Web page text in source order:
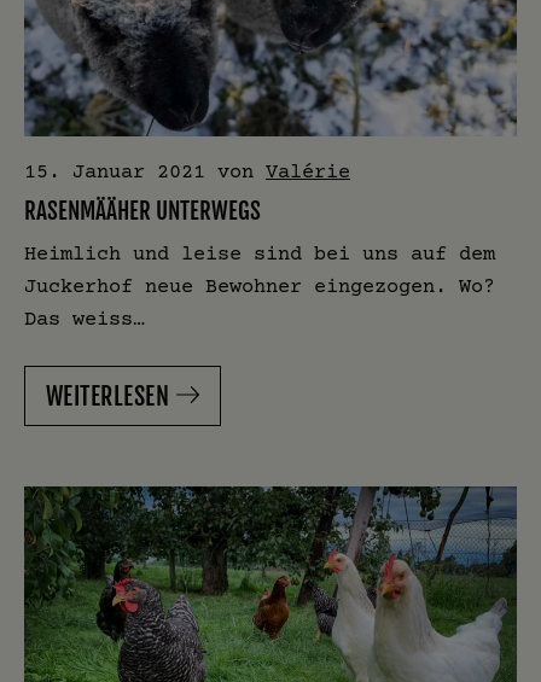
15. Januar 2021 von Valérie
RASENMÄÄHER UNTERWEGS
Heimlich und leise sind bei uns auf dem
Juckerhof neue Bewohner eingezogen. Wo?
Das weiss…
WEITERLESEN